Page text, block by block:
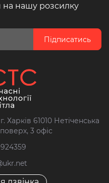
на нашу розсилку
Підписатись
Харків 61010 Нетіченська
3 офіс